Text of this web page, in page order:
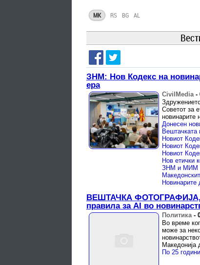
MK RS BG AL
ЗНМ: Нов Кодекс на
ера
CivilMedia-
Советот за
новинарите
Донесен
ВЕШТАЧКА ФОТОГРАФИЈА,
правила за AI во
Политика-
Во време
може за
Македонија
По 25